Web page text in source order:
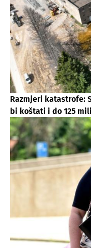
Razmjeri katastrofe:
bi koštati i do 125